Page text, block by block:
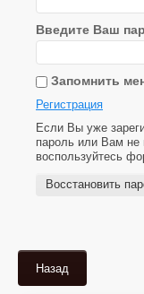
Введите Ваш
Запомнить
Регистрация
Если Вы уже
пароль или Вам не
воспользуйтесь
Восстановить
Назад